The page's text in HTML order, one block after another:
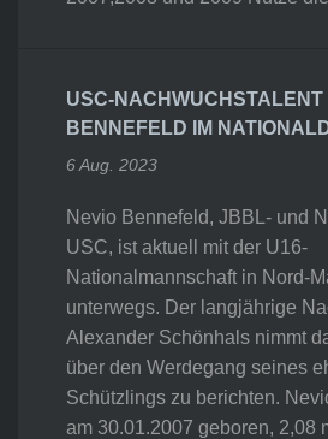
USC-NACHWUCHSTALENT
BENNEFELD IM
6 Aug. 2023
Nevio Bennefeld, JBBL- und
USC, ist aktuell mit der U16-
Nationalmannschaft in Nord-
unterwegs. Der langjährige
Alexander Schönhals nimmt
über den Werdegang seines
Schützlings zu berichten.
am 30.01.2007 geboren, 2,08